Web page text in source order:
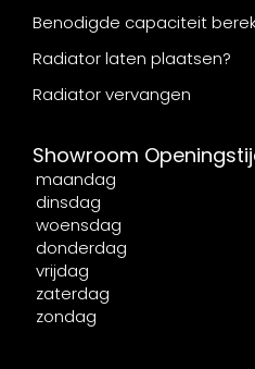
Benodigde capaciteit
Radiator laten plaatsen?
Radiator vervangen
Showroom
maandag
dinsdag
woensdag
donderdag
vrijdag
zaterdag
zondag